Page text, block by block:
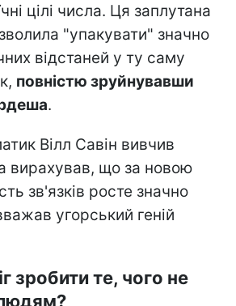
цілі числа. Ця заплутана
"упакувати" значно
відстаней у ту саму
повністю зруйнувавши
.
Вілл Савін вивчив
вирахував, що за новою
зв'язків росте значно
угорський геній
зробити те, чого не